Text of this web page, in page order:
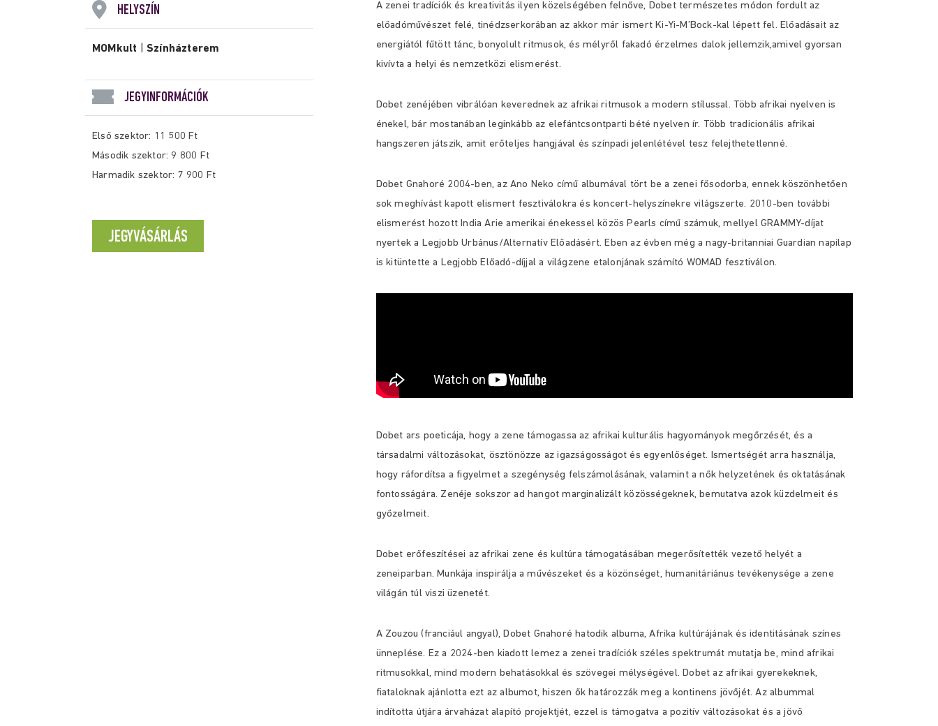
HELYSZÍN
MOMkult |Színházterem
JEGYINFORMÁCIÓK
Első szektor: 11 500 Ft
Második szektor: 9 800 Ft
Harmadik szektor: 7 900 Ft
JEGYVÁSÁRLÁS
A zenei tradíciók és kreativitás ilyen közelségében felnőve, Dobet természetes módon fordult az
előadóművészet felé, tinédzserkorában az akkor már ismert Ki-Yi-M’Bock-kal lépett fel. Előadásait az
energiától fűtött tánc, bonyolult ritmusok, és mélyről fakadó érzelmes dalok jellemzik,amivel gyorsan
kivívta a helyi és nemzetközi elismerést.
Dobet zenéjében vibrálóan keverednek az afrikai ritmusok a modern stílussal. Több afrikai nyelven is
énekel, bár mostanában leginkább az elefántcsontparti bété nyelven ír. Több tradicionális afrikai
hangszeren játszik, amit erőteljes hangjával és színpadi jelenlétével tesz felejthetetlenné.
Dobet Gnahoré 2004-ben, az Ano Neko című albumával tört be a zenei fősodorba, ennek köszönhetően
sok meghívást kapott elismert fesztiválokra és koncert-helyszínekre világszerte. 2010-ben további
elismerést hozott India Arie amerikai énekessel közös Pearls című számuk, mellyel GRAMMY-díjat
nyertek a Legjobb Urbánus/Alternatív Előadásért. Eben az évben még a nagy-britanniai Guardian napilap
is kitüntette a Legjobb Előadó-díjjal a világzene etalonjának számító WOMAD fesztiválon.
Dobet ars poeticája, hogy a zene támogassa az afrikai kulturális hagyományok megőrzését, és a
társadalmi változásokat, ösztönözze az igazságosságot és egyenlőséget. Ismertségét arra használja,
hogy ráfordítsa a figyelmet a szegénység felszámolásának, valamint a nők helyzetének és oktatásának
fontosságára. Zenéje sokszor ad hangot marginalizált közösségeknek, bemutatva azok küzdelmeit és
győzelmeit.
Dobet erőfeszítései az afrikai zene és kultúra támogatásában megerősítették vezető helyét a
zeneiparban. Munkája inspirálja a művészeket és a közönséget, humanitáriánus tevékenysége a zene
világán túl viszi üzenetét.
A Zouzou (franciául angyal), Dobet Gnahoré hatodik albuma, Afrika kultúrájának és identitásának színes
ünneplése. Ez a 2024-ben kiadott lemez a zenei tradíciók széles spektrumát mutatja be, mind afrikai
ritmusokkal, mind modern behatásokkal és szövegei mélységével. Dobet az afrikai gyerekeknek,
fiataloknak ajánlotta ezt az albumot, hiszen ők határozzák meg a kontinens jövőjét. Az albummal
indította útjára árvaházat alapító projektjét, ezzel is támogatva a pozitív változásokat és a jövő